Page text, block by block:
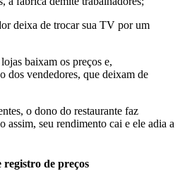
deixa de trocar sua TV por um
baixam os preços e,
dos vendedores, que deixam de
o dono do restaurante faz
assim, seu rendimento cai e ele adia a
registro de preços